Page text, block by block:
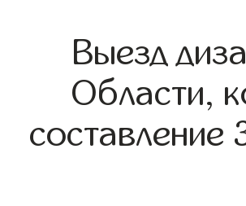
Выезд
Области,
составление